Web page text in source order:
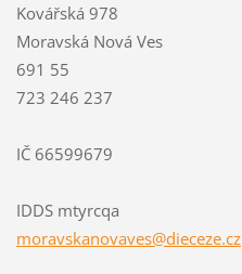
Kovářská 978
Moravská Nová Ves
691 55
723 246 237
IČ 66599679
IDDS mtyrcqa
moravskanovaves@dieceze.cz